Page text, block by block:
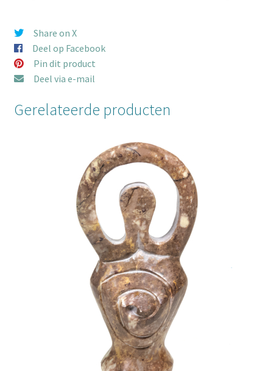
Share on X
Deel op Facebook
Pin dit product
Deel via e-mail
Gerelateerde producten